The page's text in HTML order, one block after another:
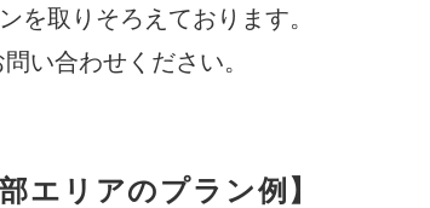
検索
を取りそろえております。
い合わせください。
部エリアのプラン例】